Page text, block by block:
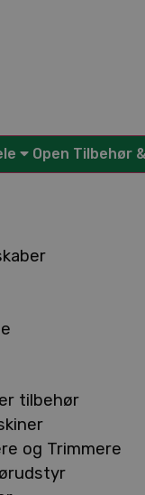
Open Tilbehør
tilbehør
og Trimmere